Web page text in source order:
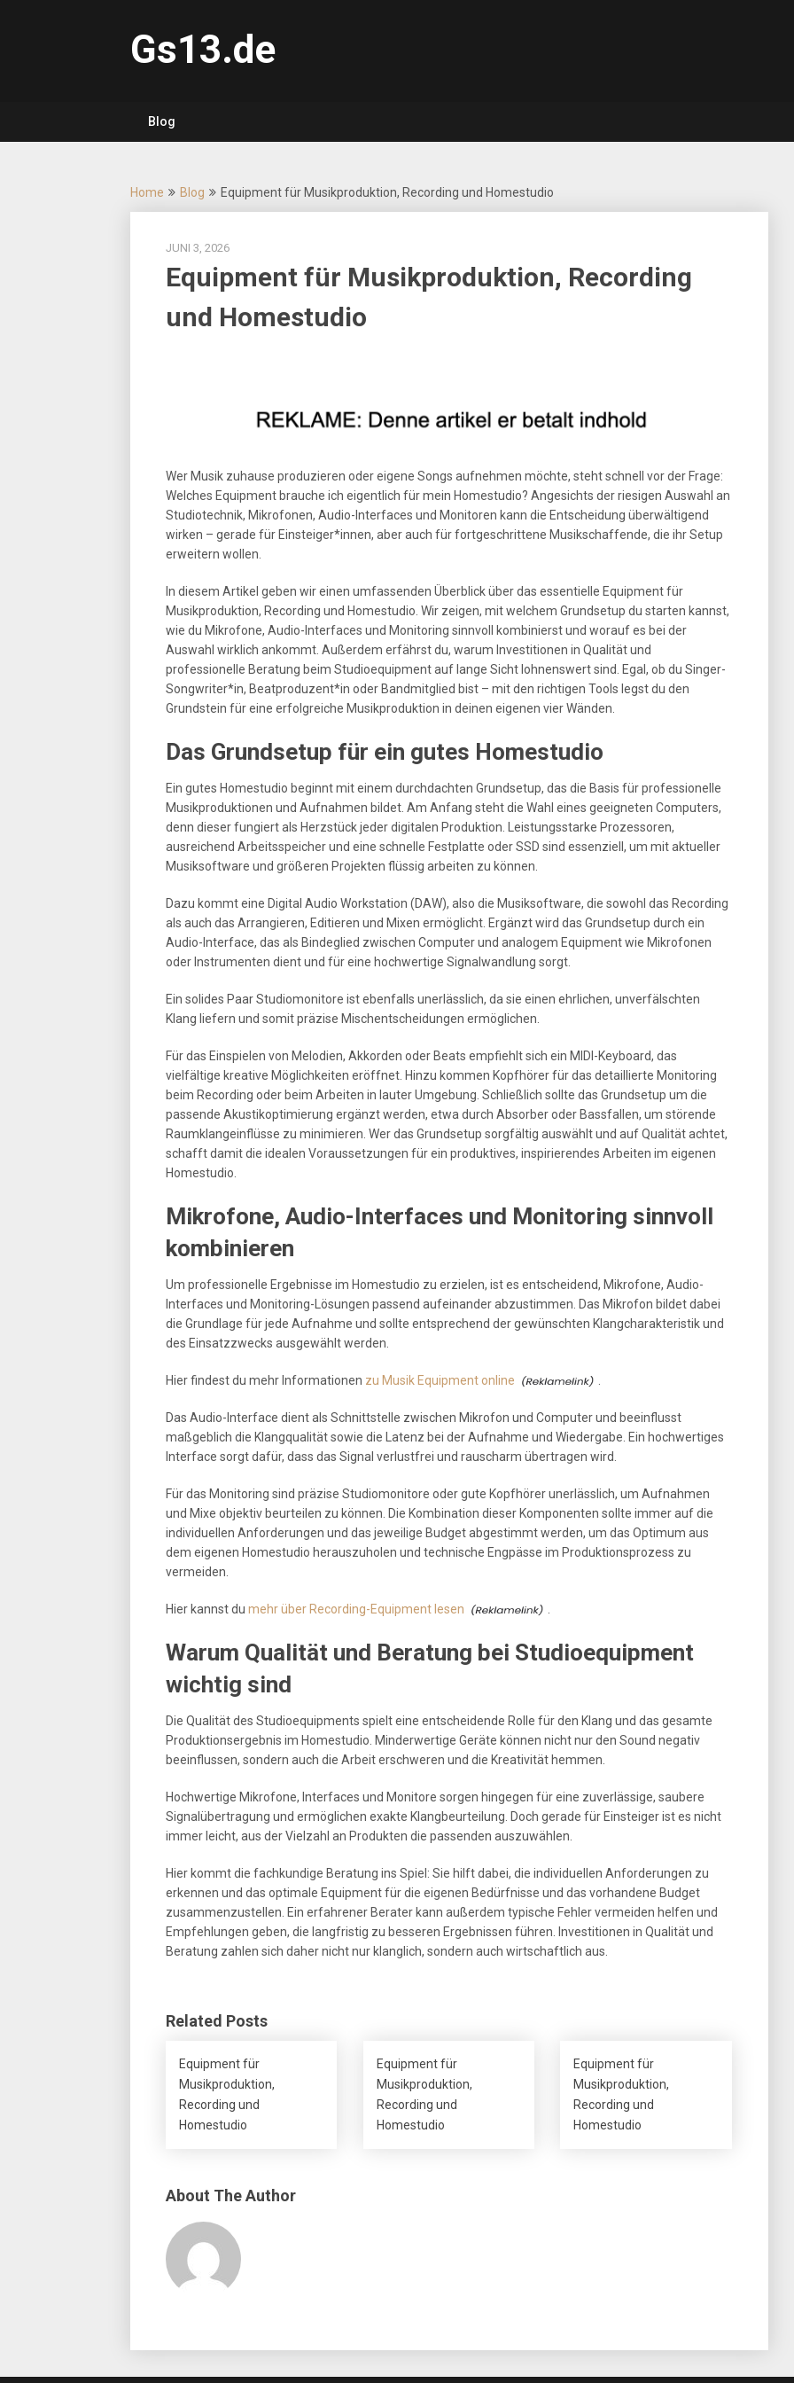
Gs13.de
Blog
Home Blog Equipment für Musikproduktion, Recording und Homestudio
JUNI 3, 2026
Equipment für Musikproduktion, Recording
und Homestudio
Wer Musik zuhause produzieren oder eigene Songs aufnehmen möchte, steht schnell vor der Frage:
Welches Equipment brauche ich eigentlich für mein Homestudio? Angesichts der riesigen Auswahl an
Studiotechnik, Mikrofonen, Audio-Interfaces und Monitoren kann die Entscheidung überwältigend
wirken – gerade für Einsteiger*innen, aber auch für fortgeschrittene Musikschaffende, die ihr Setup
erweitern wollen.
In diesem Artikel geben wir einen umfassenden Überblick über das essentielle Equipment für
Musikproduktion, Recording und Homestudio. Wir zeigen, mit welchem Grundsetup du starten kannst,
wie du Mikrofone, Audio-Interfaces und Monitoring sinnvoll kombinierst und worauf es bei der
Auswahl wirklich ankommt. Außerdem erfährst du, warum Investitionen in Qualität und
professionelle Beratung beim Studioequipment auf lange Sicht lohnenswert sind. Egal, ob du Singer-
Songwriter*in, Beatproduzent*in oder Bandmitglied bist – mit den richtigen Tools legst du den
Grundstein für eine erfolgreiche Musikproduktion in deinen eigenen vier Wänden.
Das Grundsetup für ein gutes Homestudio
Ein gutes Homestudio beginnt mit einem durchdachten Grundsetup, das die Basis für professionelle
Musikproduktionen und Aufnahmen bildet. Am Anfang steht die Wahl eines geeigneten Computers,
denn dieser fungiert als Herzstück jeder digitalen Produktion. Leistungsstarke Prozessoren,
ausreichend Arbeitsspeicher und eine schnelle Festplatte oder SSD sind essenziell, um mit aktueller
Musiksoftware und größeren Projekten flüssig arbeiten zu können.
Dazu kommt eine Digital Audio Workstation (DAW), also die Musiksoftware, die sowohl das Recording
als auch das Arrangieren, Editieren und Mixen ermöglicht. Ergänzt wird das Grundsetup durch ein
Audio-Interface, das als Bindeglied zwischen Computer und analogem Equipment wie Mikrofonen
oder Instrumenten dient und für eine hochwertige Signalwandlung sorgt.
Ein solides Paar Studiomonitore ist ebenfalls unerlässlich, da sie einen ehrlichen, unverfälschten
Klang liefern und somit präzise Mischentscheidungen ermöglichen.
Für das Einspielen von Melodien, Akkorden oder Beats empfiehlt sich ein MIDI-Keyboard, das
vielfältige kreative Möglichkeiten eröffnet. Hinzu kommen Kopfhörer für das detaillierte Monitoring
beim Recording oder beim Arbeiten in lauter Umgebung. Schließlich sollte das Grundsetup um die
passende Akustikoptimierung ergänzt werden, etwa durch Absorber oder Bassfallen, um störende
Raumklangeinflüsse zu minimieren. Wer das Grundsetup sorgfältig auswählt und auf Qualität achtet,
schafft damit die idealen Voraussetzungen für ein produktives, inspirierendes Arbeiten im eigenen
Homestudio.
Mikrofone, Audio-Interfaces und Monitoring sinnvoll
kombinieren
Um professionelle Ergebnisse im Homestudio zu erzielen, ist es entscheidend, Mikrofone, Audio-
Interfaces und Monitoring-Lösungen passend aufeinander abzustimmen. Das Mikrofon bildet dabei
die Grundlage für jede Aufnahme und sollte entsprechend der gewünschten Klangcharakteristik und
des Einsatzzwecks ausgewählt werden.
Hier findest du mehr Informationen zu Musik Equipment online
Das Audio-Interface dient als Schnittstelle zwischen Mikrofon und Computer und beeinflusst
maßgeblich die Klangqualität sowie die Latenz bei der Aufnahme und Wiedergabe. Ein hochwertiges
Interface sorgt dafür, dass das Signal verlustfrei und rauscharm übertragen wird.
Für das Monitoring sind präzise Studiomonitore oder gute Kopfhörer unerlässlich, um Aufnahmen
und Mixe objektiv beurteilen zu können. Die Kombination dieser Komponenten sollte immer auf die
individuellen Anforderungen und das jeweilige Budget abgestimmt werden, um das Optimum aus
dem eigenen Homestudio herauszuholen und technische Engpässe im Produktionsprozess zu
vermeiden.
Hier kannst du mehr über Recording-Equipment lesen
Warum Qualität und Beratung bei Studioequipment
wichtig sind
Die Qualität des Studioequipments spielt eine entscheidende Rolle für den Klang und das gesamte
Produktionsergebnis im Homestudio. Minderwertige Geräte können nicht nur den Sound negativ
beeinflussen, sondern auch die Arbeit erschweren und die Kreativität hemmen.
Hochwertige Mikrofone, Interfaces und Monitore sorgen hingegen für eine zuverlässige, saubere
Signalübertragung und ermöglichen exakte Klangbeurteilung. Doch gerade für Einsteiger ist es nicht
immer leicht, aus der Vielzahl an Produkten die passenden auszuwählen.
Hier kommt die fachkundige Beratung ins Spiel: Sie hilft dabei, die individuellen Anforderungen zu
erkennen und das optimale Equipment für die eigenen Bedürfnisse und das vorhandene Budget
zusammenzustellen. Ein erfahrener Berater kann außerdem typische Fehler vermeiden helfen und
Empfehlungen geben, die langfristig zu besseren Ergebnissen führen. Investitionen in Qualität und
Beratung zahlen sich daher nicht nur klanglich, sondern auch wirtschaftlich aus.
Related Posts
Equipment für
Musikproduktion,
Recording und
Homestudio
Equipment für
Musikproduktion,
Recording und
Homestudio
Equipment für
Musikproduktion,
Recording und
Homestudio
About The Author